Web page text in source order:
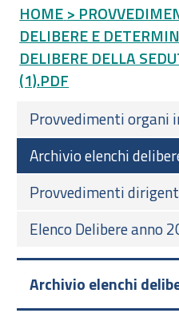
HOME >
DELIBERE E
DELIBERE DELLA
(1).PDF
Provvedimenti organi
Archivio elenchi
Provvedimenti
Elenco Delibere anno
Archivio elenchi